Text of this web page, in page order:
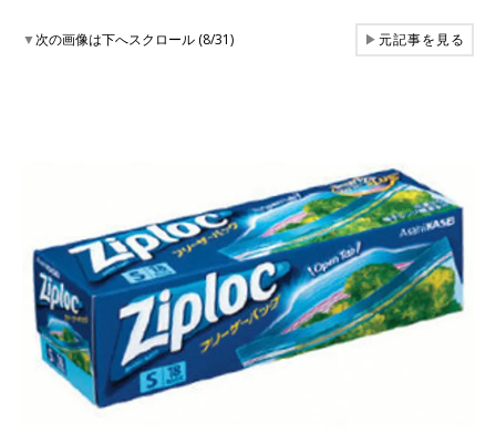
▼次の画像は下へスクロール (8/31) ▶元記事を見る